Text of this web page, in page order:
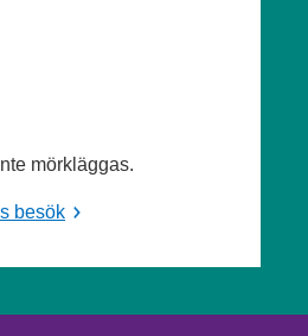
mörkläggas.
besök